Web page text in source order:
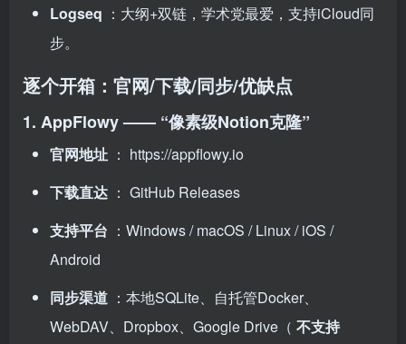
Logseq ：大纲+双链，学术党最爱，支持iCloud同
步。
逐个开箱：官网/下载/同步/优缺点
1. AppFlowy —— “像素级Notion克隆”
官网地址 ： https://appflowy.io
下载直达 ： GitHub Releases
支持平台 ：Windows / macOS / Linux / iOS /
Android
同步渠道 ：本地SQLite、自托管Docker、
WebDAV、Dropbox、Google Drive（ 不支持